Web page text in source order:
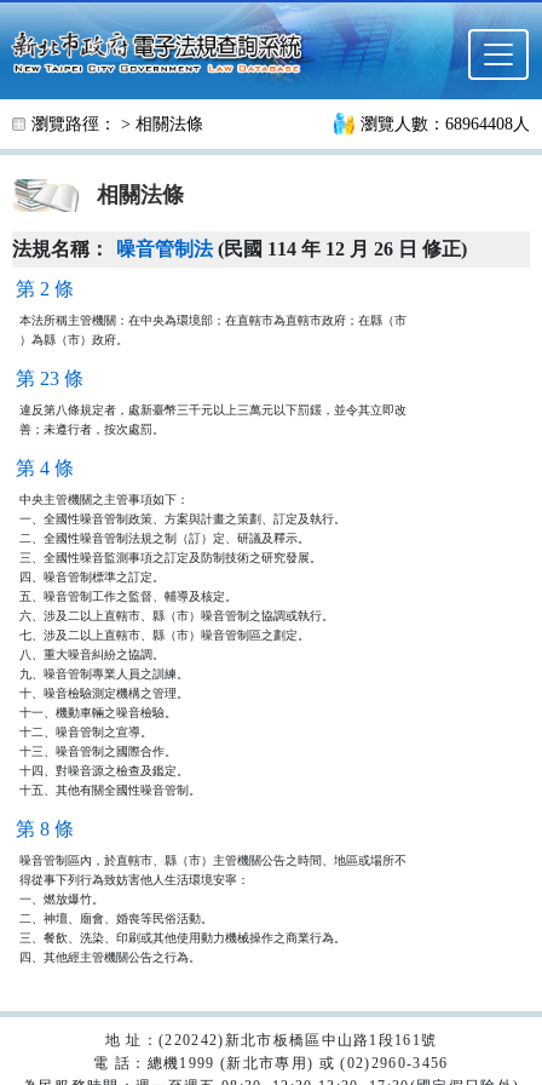
跳至主要內容
瀏覽路徑： > 相關法條 瀏覽人數：68964408人
相關法條
法規名稱： 噪音管制法(民國 114 年 12 月 26 日 修正)
第 2 條
本法所稱主管機關：在中央為環境部；在直轄市為直轄市政府；在縣（市
）為縣（市）政府。
第 23 條
違反第八條規定者，處新臺幣三千元以上三萬元以下罰鍰，並令其立即改
善；未遵行者，按次處罰。
第 4 條
中央主管機關之主管事項如下：
一、全國性噪音管制政策、方案與計畫之策劃、訂定及執行。
二、全國性噪音管制法規之制（訂）定、研議及釋示。
三、全國性噪音監測事項之訂定及防制技術之研究發展。
四、噪音管制標準之訂定。
五、噪音管制工作之監督、輔導及核定。
六、涉及二以上直轄市、縣（市）噪音管制之協調或執行。
七、涉及二以上直轄市、縣（市）噪音管制區之劃定。
八、重大噪音糾紛之協調。
九、噪音管制專業人員之訓練。
十、噪音檢驗測定機構之管理。
十一、機動車輛之噪音檢驗。
十二、噪音管制之宣導。
十三、噪音管制之國際合作。
十四、對噪音源之檢查及鑑定。
十五、其他有關全國性噪音管制。
第 8 條
噪音管制區內，於直轄市、縣（市）主管機關公告之時間、地區或場所不
得從事下列行為致妨害他人生活環境安寧：
一、燃放爆竹。
二、神壇、廟會、婚喪等民俗活動。
三、餐飲、洗染、印刷或其他使用動力機械操作之商業行為。
四、其他經主管機關公告之行為。
地 址：(220242)新北市板橋區中山路1段161號
電 話：總機1999 (新北市專用) 或 (02)2960-3456